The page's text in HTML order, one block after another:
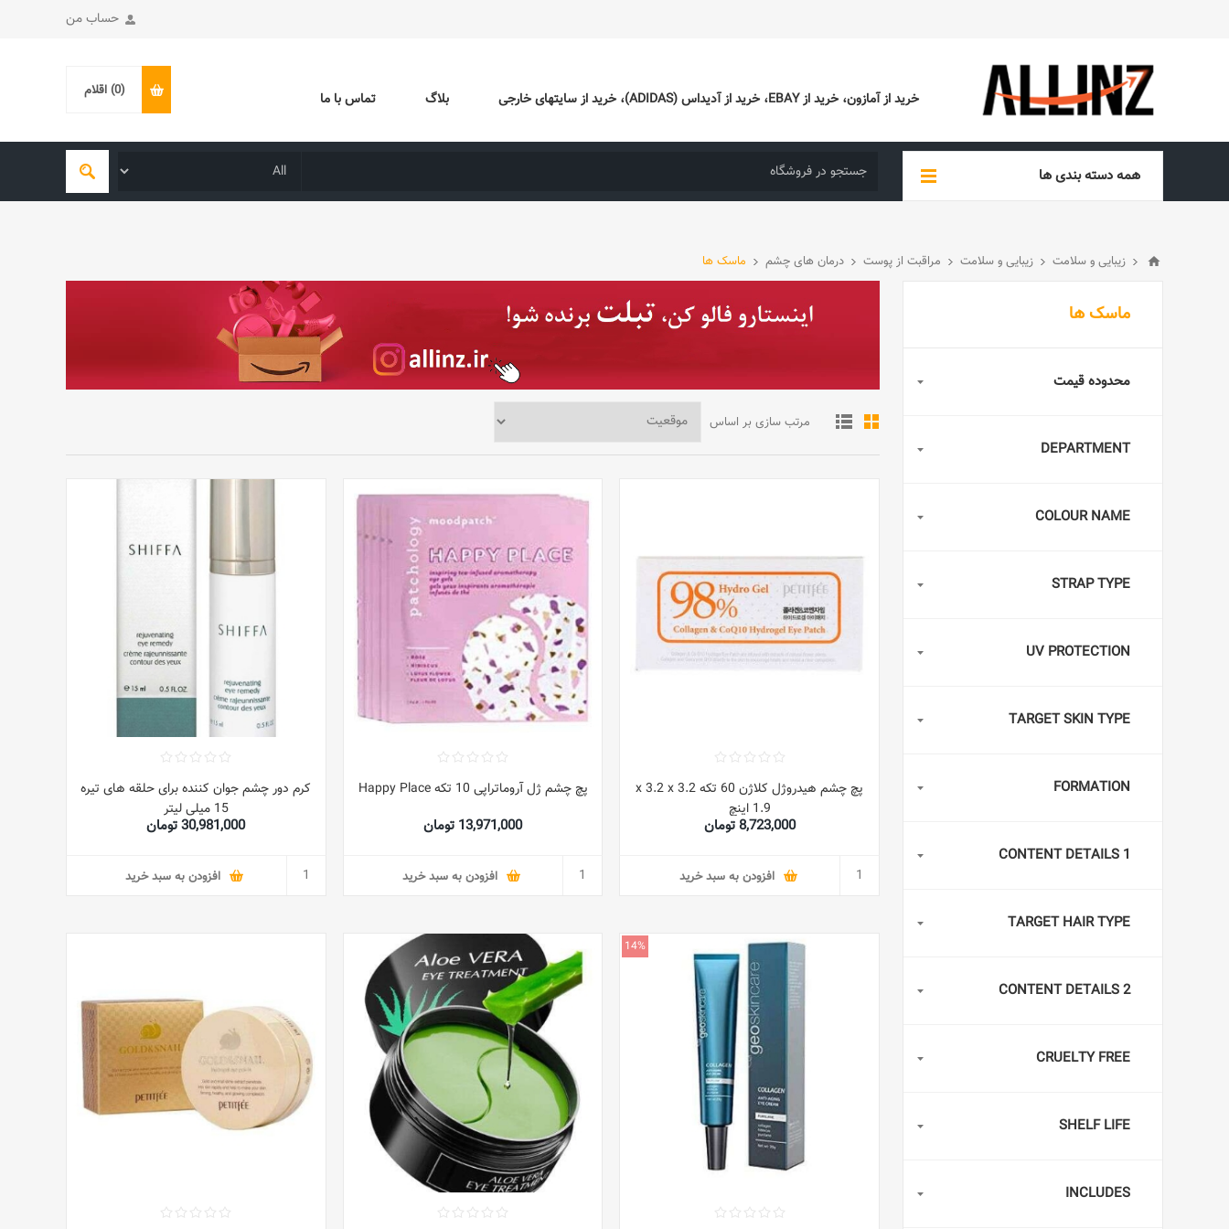
حساب من
خرید از آمازون، خرید از EBAY، خرید از آدیداس (ADIDAS)، خرید از سایتهای خارجی بلاگ تماس با ما (0) اقلام
همه دسته بندی ها
زیبایی و سلامت زیبایی و سلامت مراقبت از پوست درمان های چشم ماسک ها
مرتب سازی بر اساس
پچ چشم هیدروژل کلاژن 60 تکه 3.2 x 3.2 x
1.9 اینچ
8,723,000 تومان
افزودن به سبد خرید
پچ چشم ژل آروماتراپی 10 تکه Happy Place
13,971,000 تومان
افزودن به سبد خرید
کرم دور چشم جوان کننده برای حلقه های تیره
15 میلی لیتر
30,981,000 تومان
افزودن به سبد خرید
14%
ماسک ها
محدوده قیمت
DEPARTMENT
COLOUR NAME
STRAP TYPE
UV PROTECTION
TARGET SKIN TYPE
FORMATION
CONTENT DETAILS 1
TARGET HAIR TYPE
CONTENT DETAILS 2
CRUELTY FREE
SHELF LIFE
INCLUDES